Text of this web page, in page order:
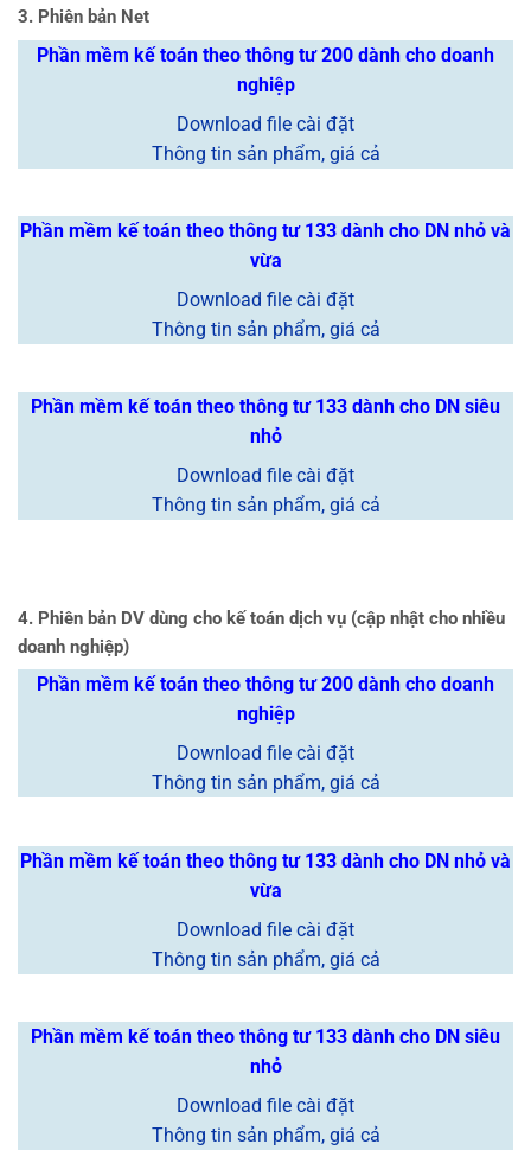
3. Phiên bản Net
Phần mềm kế toán theo thông tư 200 dành cho doanh
nghiệp
Download file cài đặt
Thông tin sản phẩm, giá cả
Phần mềm kế toán theo thông tư 133 dành cho DN nhỏ và
vừa
Download file cài đặt
Thông tin sản phẩm, giá cả
Phần mềm kế toán theo thông tư 133 dành cho DN siêu
nhỏ
Download file cài đặt
Thông tin sản phẩm, giá cả
4. Phiên bản DV dùng cho kế toán dịch vụ (cập nhật cho nhiều
doanh nghiệp)
Phần mềm kế toán theo thông tư 200 dành cho doanh
nghiệp
Download file cài đặt
Thông tin sản phẩm, giá cả
Phần mềm kế toán theo thông tư 133 dành cho DN nhỏ và
vừa
Download file cài đặt
Thông tin sản phẩm, giá cả
Phần mềm kế toán theo thông tư 133 dành cho DN siêu
nhỏ
Download file cài đặt
Thông tin sản phẩm, giá cả